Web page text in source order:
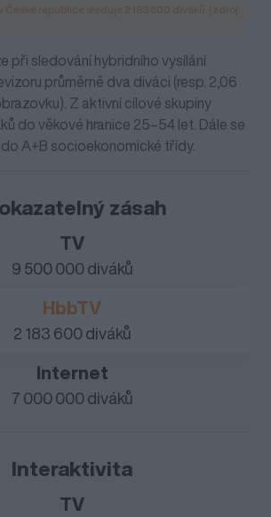
České republice sleduje 2 183 600 diváků. (zdroj:
při sledování hybridního vysílání
průměrně dva diváci (resp. 2,06
Z aktivní cílové skupiny
do věkové hranice 25–54 let. Dále se
A+B socioekonomické třídy.
zásah
9 500 000 diváků
2 183 600 diváků
7 000 000 diváků
Interaktivita